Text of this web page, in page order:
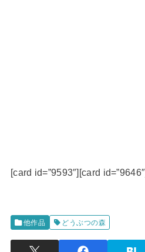
[card id=”9593″][card
他作品 どうぶつの森